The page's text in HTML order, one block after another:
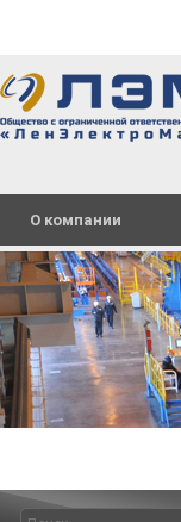
О компании